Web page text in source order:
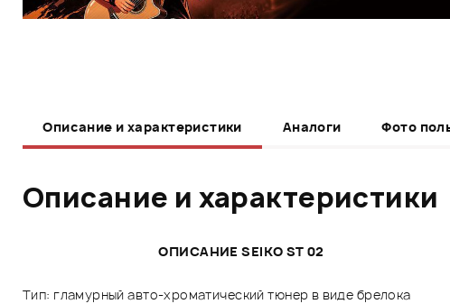
Описание и характеристики Аналоги Фото
Описание и характеристики
ОПИСАНИЕ SEIKO ST 02
Тип: гламурный авто-хроматический тюнер в виде брелока